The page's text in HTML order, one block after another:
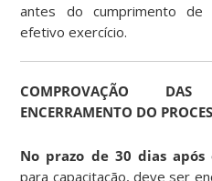
antes do cumprimento de
efetivo exercício.
COMPROVAÇÃO
ENCERRAMENTO DO
No prazo de 30 dias
para capacitação, deve ser